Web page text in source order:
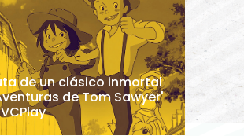
de un clásico inmortal
de Tom Sawyer'